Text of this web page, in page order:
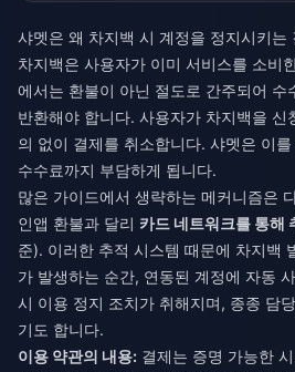
샤멧은 왜 차지백 시 계정을 정지시키는
차지백은 사용자가 이미 서비스를 소비
에서는 환불이 아닌 절도로 간주되어 수
반환해야 합니다. 사용자가 차지백을 신
의 없이 결제를 취소합니다. 샤멧은 이
수수료까지 부담하게 됩니다.
많은 가이드에서 생략하는 메커니즘은
인앱 환불과 달리 카드 네트워크를 통해
준). 이러한 추적 시스템 때문에 차지백
가 발생하는 순간, 연동된 계정에 자동
시 이용 정지 조치가 취해지며, 종종 담
기도 합니다.
이용 약관의 내용: 결제는 증명 가능한